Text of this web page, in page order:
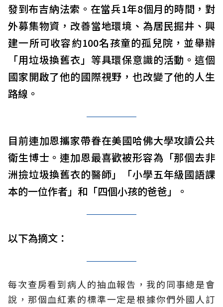
發到布吉納法索。在當兵1年8個月的時間，對
外募集物資，改善當地環境、為居民掘井、興
建一所可收容約100名孩童的孤兒院，並舉辦
「用垃圾換舊衣」等具環保意識的活動。這個
國家開啟了他的國際視野，也改變了他的人生
路線。
目前連加恩攜家帶眷在美國哈佛大學攻讀公共
衛生博士。連加恩最喜歡被形容為「那個去非
洲撿垃圾換舊衣的醫師」「小學五年級國語課
本的一位作者」和「四個小孩的爸爸」。
以下為摘文：
每次查房看到病人的抽血報告，我的同事總是會
說，那個血紅素的標準一定是根據你們外國人訂